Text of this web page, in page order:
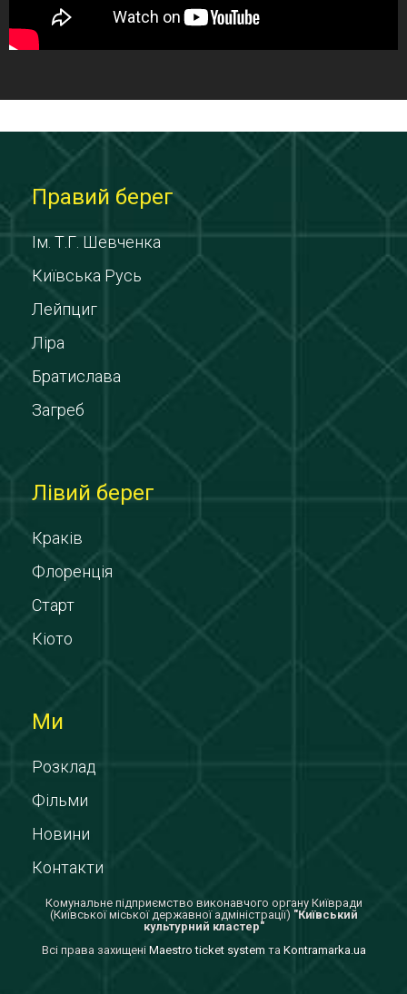
Правий берег
Ім. Т.Г. Шевченка
Київська Русь
Лейпциг
Ліра
Братислава
Загреб
Лівий берег
Краків
Флоренція
Старт
Кіото
Ми
Розклад
Фільми
Новини
Контакти
Комунальне підприємство виконавчого органу Київради
(Київської міської державної адміністрації) "Київський
культурний кластер"
Всi права захищенi Maestro ticket system та Kontramarka.ua